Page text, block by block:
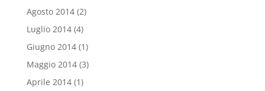
Agosto 2014(2)
Luglio 2014(4)
Giugno 2014(1)
Maggio 2014(3)
Aprile 2014(1)